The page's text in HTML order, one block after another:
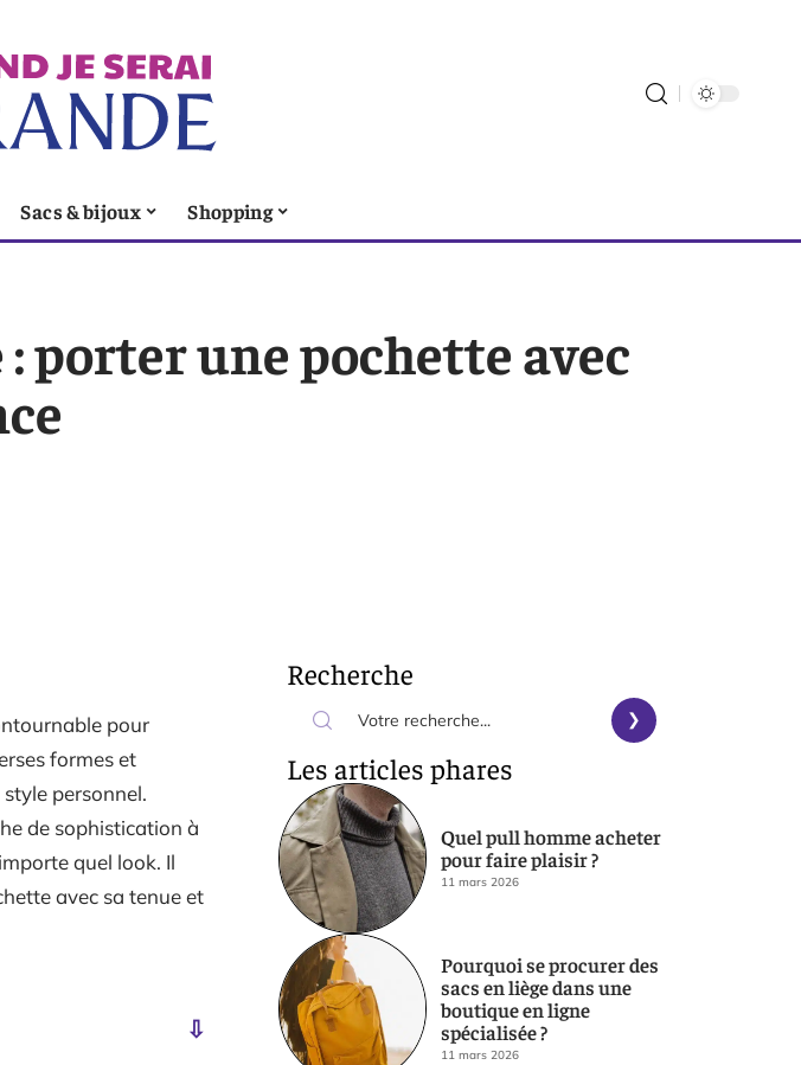
Sacs & bijoux Shopping
porter une pochette avec
pour
formes et
personnel.
de sophistication à
quel look. Il
avec sa tenue et
Recherche
Les articles phares
Quel pull homme acheter
pour faire plaisir ?
11 mars 2026
Pourquoi se procurer des
sacs en liège dans une
boutique en ligne
spécialisée ?
11 mars 2026